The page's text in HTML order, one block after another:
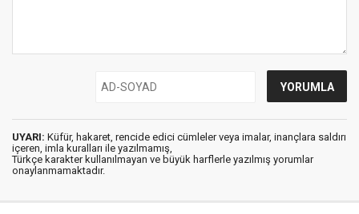
UYARI: Küfür, hakaret, rencide edici cümleler veya imalar, inançlara saldırı
içeren, imla kuralları ile yazılmamış,
Türkçe karakter kullanılmayan ve büyük harflerle yazılmış yorumlar
onaylanmamaktadır.